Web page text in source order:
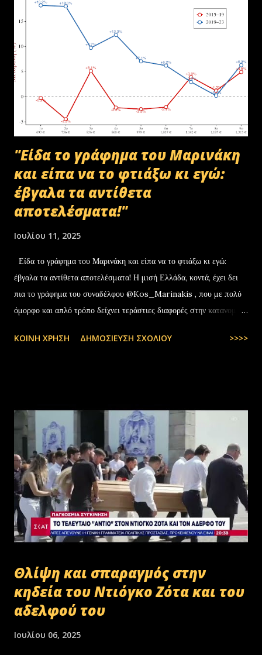
Μακεδονίας-Θράκης και ολοκληρώθηκε με το υπ.αρ.πρωτ.
23412/02-07-2025 έγγραφο της ΑΑΔΕ και το από 10-07-2025
πρωτόκολλο παράδοσης υλικών μεταξύ της ΑΑΔΕ-Γενική Δ/νση
Τελωνείων-Τμήμα Διαχείρισης Δημόσιου Υλικού και της
συνεργαζόμενης με αυτήν εταιρείας ανακύκλωσης. Διευκρινίζεται ότι
στο αρχείο αυτό δεν συμπεριλαμβάνονταν αρχειακό υλικό που είχε
κοινοποιηθεί ότι ελέγχεται και στο ψηφιακό αρχείο του ΟΠΕΚΕΠ...
"Είδα το γράφημα του Μαρινάκη
και είπα να το φτιάξω κι εγώ:
έβγαλα τα αντίθετα
αποτελέσματα!"
Ιουλίου 11, 2025
Είδα το γράφημα του Μαρινάκη και είπα να το φτιάξω κι εγώ:
έβγαλα τα αντίθετα αποτελέσματα! Η μισή Ελλάδα, κοντά, έχει δει
πια το γράφημα του συναδέλφου @Kos_Marinakis , που με πολύ
όμορφο και απλό τρόπο δείχνει τεράστιες διαφορές στην κατανομή
— Stefanos Tyros (@StefanosTyros) July 11, 2025
ΚΟΙΝΉ ΧΡΉΣΗ ΔΗΜΟΣΊΕΥΣΗ ΣΧΟΛΊΟΥ >>>>
Θλίψη και σπαραγμός στην
κηδεία του Ντιόγκο Ζότα και του
αδελφού του
Ιουλίου 06, 2025